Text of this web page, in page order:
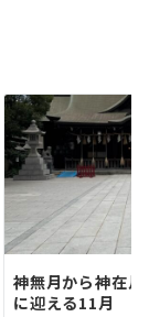
神無月から神在
に迎える11月